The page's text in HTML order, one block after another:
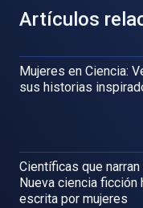
Artículos
Mujeres en Ciencia:
sus historias
Científicas que
Nueva ciencia ficción
escrita por mujeres